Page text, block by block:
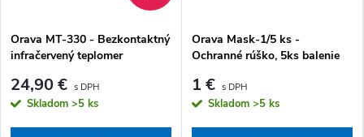
Orava MT-330 - Bezkontaktný
infračervený teplomer
24,90 €
Skladom >5 ks
Orava Mask-1/5 ks -
Ochranné rúško, 5ks balenie
1 €
Skladom >5 ks